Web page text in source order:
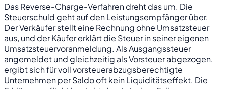
Das Reverse-Charge-Verfahren dreht das um. Die
Steuerschuld geht auf den Leistungsempfänger über.
Der Verkäufer stellt eine Rechnung ohne Umsatzsteuer
aus, und der Käufer erklärt die Steuer in seiner eigenen
Umsatzsteuervoranmeldung. Als Ausgangssteuer
angemeldet und gleichzeitig als Vorsteuer abgezogen,
ergibt sich für voll vorsteuerabzugsberechtigte
Unternehmen per Saldo oft kein Liquiditätseffekt. Die